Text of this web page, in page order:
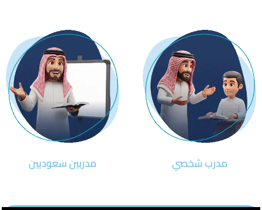
مدرب شخصي مدربين سعوديين